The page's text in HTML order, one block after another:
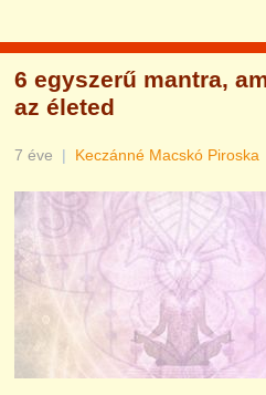
6 egyszerű mantra,
az életed
7 éve | Keczánné Macskó Piroska